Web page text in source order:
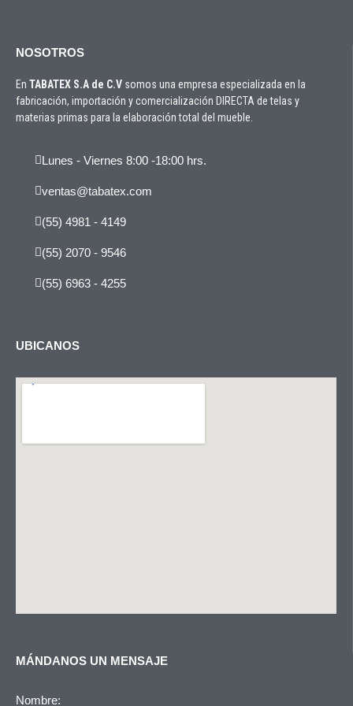
NOSOTROS
En TABATEX S.A de C.V somos una empresa especializada en la
fabricación, importación y comercialización DIRECTA de telas y
materias primas para la elaboración total del mueble.
Lunes - Viernes 8:00 -18:00 hrs.
ventas@tabatex.com
(55) 4981 - 4149
(55) 2070 - 9546
(55) 6963 - 4255
UBICANOS
MÁNDANOS UN MENSAJE
Nombre: